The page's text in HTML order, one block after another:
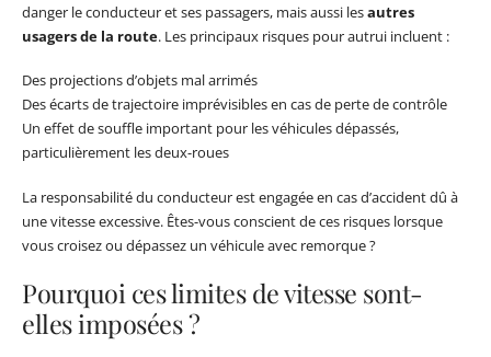
danger le conducteur et ses passagers, mais aussi lesautres
usagers de la route. Les principaux risques pour autrui incluent :
Des projections d’objets mal arrimés
Des écarts de trajectoire imprévisibles en cas de perte de contrôle
Un effet de souffle important pour les véhicules dépassés,
particulièrement les deux-roues
La responsabilité du conducteur est engagée en cas d’accident dû à
une vitesse excessive. Êtes-vous conscient de ces risques lorsque
vous croisez ou dépassez un véhicule avec remorque ?
Pourquoi ces limites de vitesse sont-
elles imposées ?